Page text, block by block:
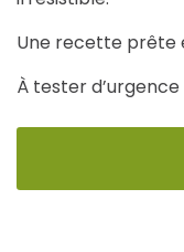
Une recette prête
À tester d’urgence